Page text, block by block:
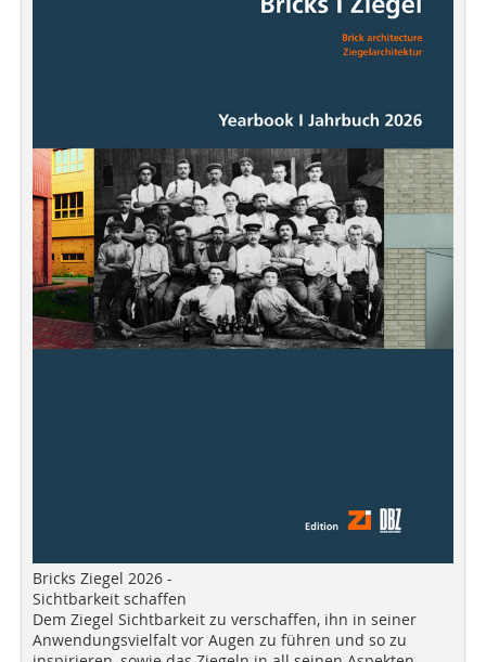
Bricks Ziegel 2026 -
Sichtbarkeit schaffen
Dem Ziegel Sichtbarkeit zu verschaffen, ihn in seiner
Anwendungsvielfalt vor Augen zu führen und so zu